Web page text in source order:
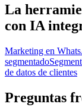
La
con IA
Marketing en
segmentado
de datos de clientes
Preguntas